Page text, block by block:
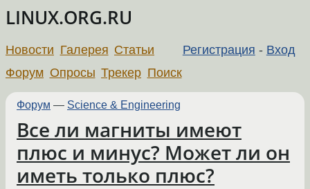
LINUX.ORG.RU
Регистрация - Вход
Новости Галерея Статьи
Форум Опросы Трекер Поиск
Форум — Science & Engineering
Все ли магниты имеют
плюс и минус? Может ли он
иметь только плюс?